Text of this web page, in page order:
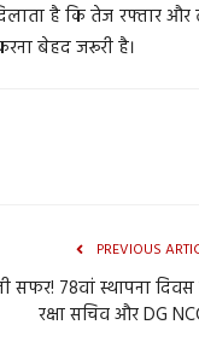
है कि तेज रफ्तार
बेहद जरूरी है।
PREVIOUS
सफर! 78वां स्थापना
रक्षा सचिव और DG